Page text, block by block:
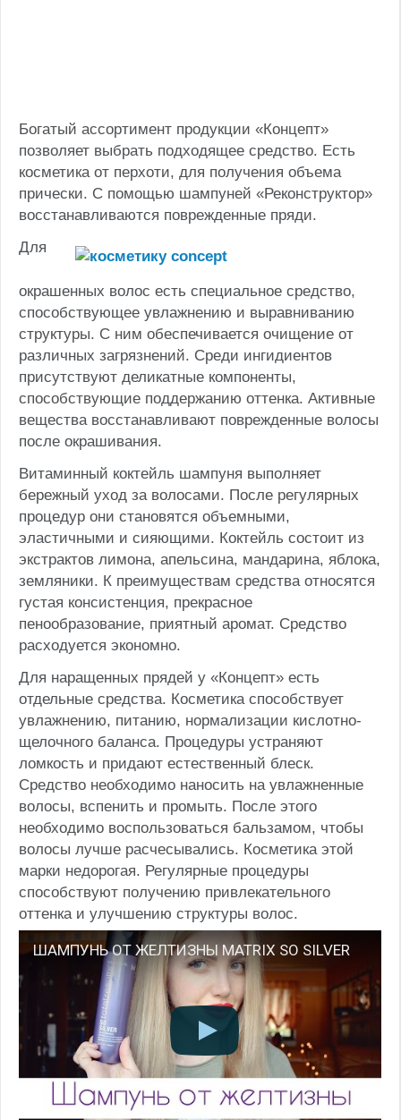
Богатый ассортимент продукции «Концепт»
позволяет выбрать подходящее средство. Есть
косметика от перхоти, для получения объема
прически. С помощью шампуней «Реконструктор»
восстанавливаются поврежденные пряди.
Для
окрашенных волос есть специальное средство,
способствующее увлажнению и выравниванию
структуры. С ним обеспечивается очищение от
различных загрязнений. Среди ингидиентов
присутствуют деликатные компоненты,
способствующие поддержанию оттенка. Активные
вещества восстанавливают поврежденные волосы
после окрашивания.
Витаминный коктейль шампуня выполняет
бережный уход за волосами. После регулярных
процедур они становятся объемными,
эластичными и сияющими. Коктейль состоит из
экстрактов лимона, апельсина, мандарина, яблока,
земляники. К преимуществам средства относятся
густая консистенция, прекрасное
пенообразование, приятный аромат. Средство
расходуется экономно.
Для наращенных прядей у «Концепт» есть
отдельные средства. Косметика способствует
увлажнению, питанию, нормализации кислотно-
щелочного баланса. Процедуры устраняют
ломкость и придают естественный блеск.
Средство необходимо наносить на увлажненные
волосы, вспенить и промыть. После этого
необходимо воспользоваться бальзамом, чтобы
волосы лучше расчесывались. Косметика этой
марки недорогая. Регулярные процедуры
способствуют получению привлекательного
оттенка и улучшению структуры волос.
ШАМПУНЬ ОТ ЖЕЛТИЗНЫ MATRIX SO SILVER